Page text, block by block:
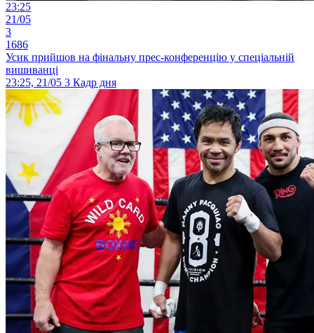
23:25
21/05
3
1686
Усик прийшов на фінальну прес-конференцію у спеціальній
вишиванці
23:25, 21/05 3 Кадр дня